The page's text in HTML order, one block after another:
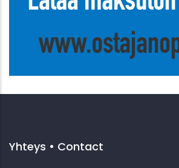
Yhteys • Contact